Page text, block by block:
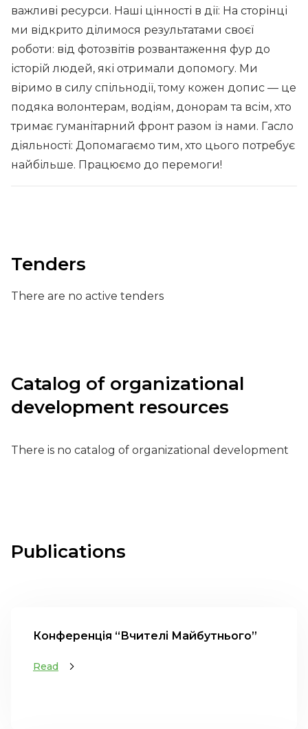
важливі ресурси. Наші цінності в дії: На сторінці
ми відкрито ділимося результатами своєї
роботи: від фотозвітів розвантаження фур до
історій людей, які отримали допомогу. Ми
віримо в силу спільнодії, тому кожен допис — це
подяка волонтерам, водіям, донорам та всім, хто
тримає гуманітарний фронт разом із нами. Гасло
діяльності: Допомагаємо тим, хто цього потребує
найбільше. Працюємо до перемоги!
Tenders
There are no active tenders
Catalog of organizational
development resources
There is no catalog of organizational development
Publications
Конференція “Вчителі Майбутнього”
Read